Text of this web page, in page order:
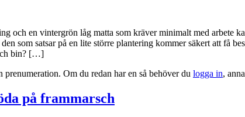
och en vintergrön låg matta som kräver minimalt med arbete
som satsar på en lite större plantering kommer säkert att få
bin? […]
Om du redan har en så behöver du logga in,
på frammarsch